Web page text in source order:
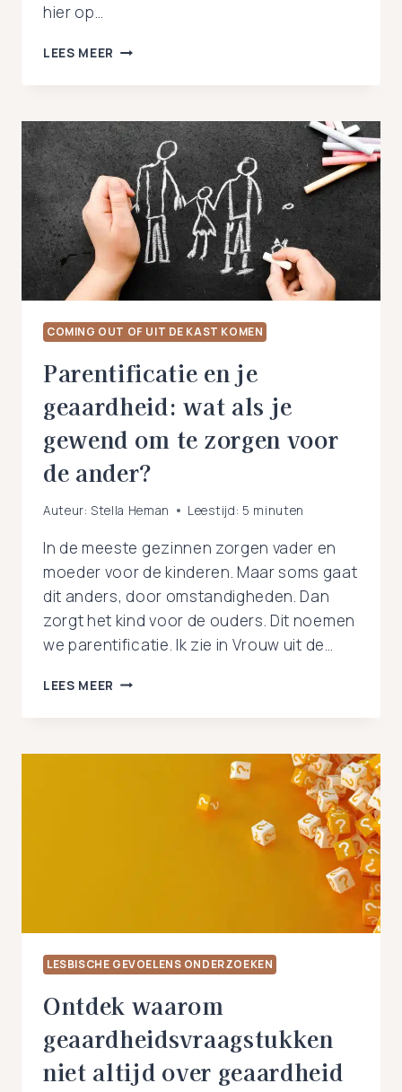
hier op…
LEES MEER KUN
AAN
HET
WOORD
LESBISCH
OF
LESBIENNE:
ZO
ZIT
DAT!
COMING OUT OF UIT DE KAST KOMEN
Parentificatie en je
geaardheid: wat als je
gewend om te zorgen voor
de ander?
Auteur: Stella Heman Leestijd: 5 minuten
In de meeste gezinnen zorgen vader en
moeder voor de kinderen. Maar soms gaat
dit anders, door omstandigheden. Dan
zorgt het kind voor de ouders. Dit noemen
we parentificatie. Ik zie in Vrouw uit de…
LEES MEER PARENTIFICATIE
WAT
LESBISCHE GEVOELENS ONDERZOEKEN
Ontdek waarom
geaardheidsvraagstukken
niet altijd over geaardheid